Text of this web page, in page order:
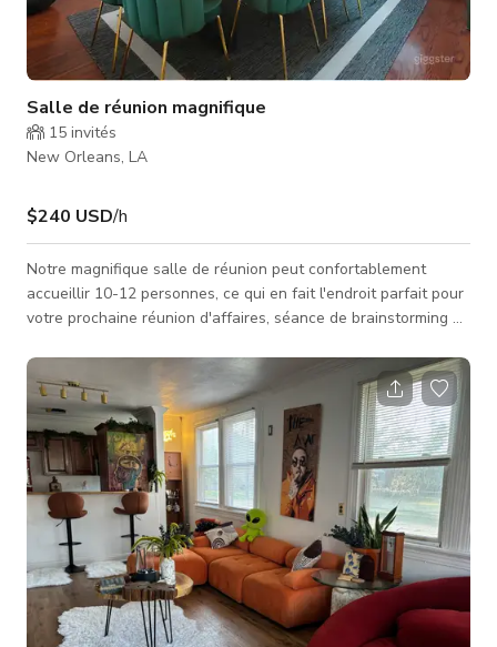
Salle de réunion magnifique
15 invités
New Orleans, LA
$240 USD/h
Notre magnifique salle de réunion peut confortablement
accueillir 10-12 personnes, ce qui en fait l'endroit parfait pour
votre prochaine réunion d'affaires, séance de brainstorming ou
Minimum 4 heures. Écrans avec Wi-Fi Capacité de 10 à 12
participants. Eau et thé offerts.